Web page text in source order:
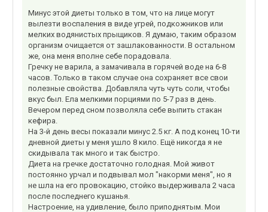
Минус этой диеты только в том, что на лице могут
вылезти воспаления в виде угрей, подкожников или
мелких водянистых прыщиков. Я думаю, таким образом
организм очищается от зашлакованности. В остальном
же, она меня вполне себе порадовала.
Гречку не варила, а замачивала в горячей воде на 6-8
часов. Только в таком случае она сохраняет все свои
полезные свойства. Добавляла чуть чуть соли, чтобы
вкус был. Ела мелкими порциями по 5-7 раз в день.
Вечером перед сном позволяла себе выпить стакан
кефира.
На 3-й день весы показали минус 2.5 кг. А под конец 10-ти
дневной диеты у меня ушло 8 кило. Ещё никогда я не
скидывала так много и так быстро.
Диета на гречке достаточно голодная. Мой живот
постоянно урчал и подвывал мол "накорми меня", но я
не шла на его провокацию, стойко выдерживала 2 часа
после последнего кушанья.
Настроение, на удивление, было приподнятым. Мои